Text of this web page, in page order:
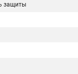
защиты